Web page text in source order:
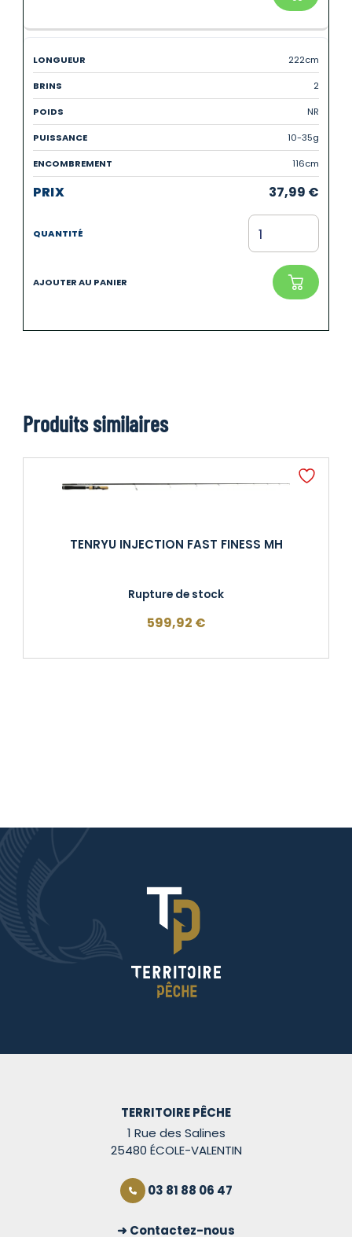
222cm
2
NR
10-35g
116cm
37,99 €
Produits similaires
TENRYU INJECTION FAST FINESS MH
Rupture de stock
599,92 €
TERRITOIRE PÊCHE
1 Rue des Salines
25480 ÉCOLE-VALENTIN
03 81 88 06 47
Contactez-nous